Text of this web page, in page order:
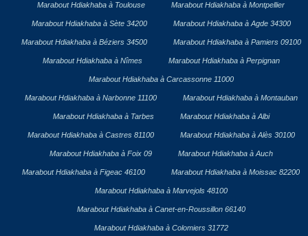
Marabout Hdiakhaba à Toulouse Marabout Hdiakhaba à Montpellier
Marabout Hdiakhaba à Sète 34200 Marabout Hdiakhaba à Agde 34300
Marabout Hdiakhaba à Béziers 34500 Marabout Hdiakhaba à Pamiers 09100
Marabout Hdiakhaba à Nîmes Marabout Hdiakhaba à Perpignan
Marabout Hdiakhaba à Carcassonne 11000
Marabout Hdiakhaba à Narbonne 11100 Marabout Hdiakhaba à Montauban
Marabout Hdiakhaba à Tarbes Marabout Hdiakhaba à Albi
Marabout Hdiakhaba à Castres 81100 Marabout Hdiakhaba à Alès 30100
Marabout Hdiakhaba à Foix 09 Marabout Hdiakhaba à Auch
Marabout Hdiakhaba à Figeac 46100 Marabout Hdiakhaba à Moissac 82200
Marabout Hdiakhaba à Marvejols 48100
Marabout Hdiakhaba à Canet-en-Roussillon 66140
Marabout Hdiakhaba à Colomiers 31772